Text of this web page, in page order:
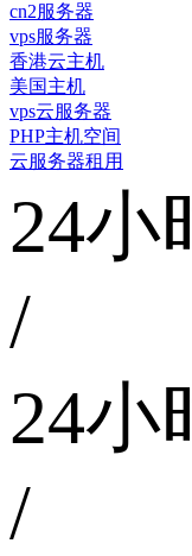
cn2服务器
vps服务器
香港云主机
美国主机
vps云服务器
PHP主机空间
云服务器租用
24小
/
24小
/